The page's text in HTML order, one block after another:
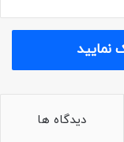
نمایید
دیدگاه ها